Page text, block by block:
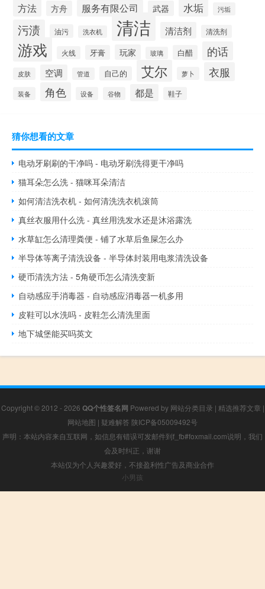
方法 方舟 服务有限公司 武器 水垢 污垢
污渍 油污 洗衣机 清洁 清洁剂 清洗剂
游戏 火线 牙膏 玩家 玻璃 白醋 的话
皮肤 空调 管道 自己的 艾尔 萝卜 衣服
装备 角色 设备 谷物 都是 鞋子
猜你想看的文章
电动牙刷刷的干净吗 - 电动牙刷洗得更干净吗
猫耳朵怎么洗 - 猫咪耳朵清洁
如何清洁洗衣机 - 如何清洗洗衣机滚筒
真丝衣服用什么洗 - 真丝用洗发水还是沐浴露洗
水草缸怎么清理粪便 - 铺了水草后鱼屎怎么办
半导体等离子清洗设备 - 半导体封装用电浆清洗设备
硬币清洗方法 - 5角硬币怎么清洗变新
自动感应手消毒器 - 自动感应消毒器一机多用
皮鞋可以水洗吗 - 皮鞋怎么清洗里面
地下城堡能买吗英文
Copyright © 2012 - 2026 QQ个性签名网 Powered by 网站分类目录 | 精选推荐文章 |
网站地图 | 疑难解答 陕ICP备05009492号
声明：本站内容来自互联网，如信息有错误可发邮件到f_fb#foxmail.com说明，我们
会及时纠正，谢谢
本站仅为个人兴趣爱好，不接盈利性广告及商业合作
小男孩